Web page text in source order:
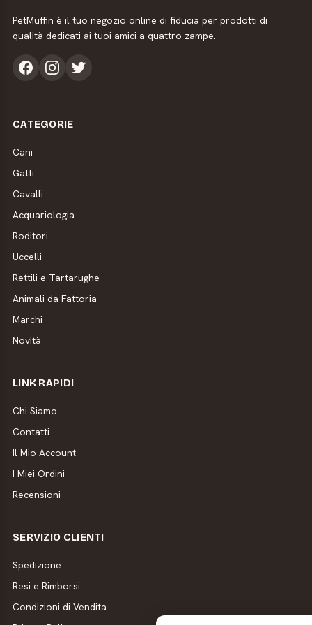
PetMuffin è il tuo negozio online di fiducia per prodotti di
qualità dedicati ai tuoi amici a quattro zampe.
CATEGORIE
Cani
Gatti
Cavalli
Acquariologia
Roditori
Uccelli
Rettili e Tartarughe
Animali da Fattoria
Marchi
Novità
LINK RAPIDI
Chi Siamo
Contatti
Il Mio Account
I Miei Ordini
Recensioni
SERVIZIO CLIENTI
Spedizione
Resi e Rimborsi
Condizioni di Vendita